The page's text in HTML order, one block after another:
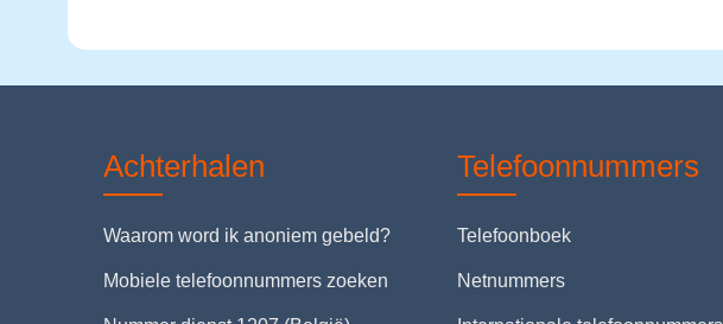
Achterhalen
Waarom word ik anoniem gebeld?
Mobiele telefoonnummers zoeken
Telefoonnummers
Telefoonboek
Netnummers